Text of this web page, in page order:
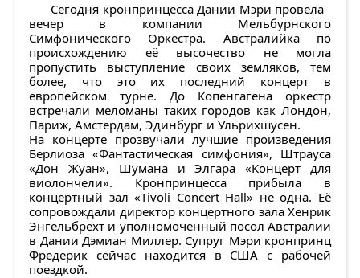
Сегодня кронпринцесса Дании Мэри провела
вечер в компании Мельбурнского
Симфонического Оркестра. Австралийка по
происхождению её высочество не могла
пропустить выступление своих земляков, тем
более, что это их последний концерт в
европейском турне. До Копенгагена оркестр
встречали меломаны таких городов как Лондон,
Париж, Амстердам, Эдинбург и Ульрихшусен.
На концерте прозвучали лучшие произведения
Берлиоза «Фантастическая симфония», Штрауса
«Дон Жуан», Шумана и Элгара «Концерт для
виолончели». Кронпринцесса прибыла в
концертный зал «Tivoli Concert Hall» не одна. Её
сопровождали директор концертного зала Хенрик
Энгельбрехт и уполномоченный посол Австралии
в Дании Дэмиан Миллер. Супруг Мэри кронпринц
Фредерик сейчас находится в США с рабочей
поездкой.